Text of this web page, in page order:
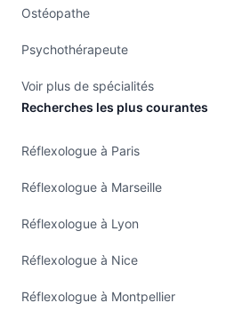
Ostéopathe
Psychothérapeute
Voir plus de spécialités
Recherches les plus courantes
Réflexologue à Paris
Réflexologue à Marseille
Réflexologue à Lyon
Réflexologue à Nice
Réflexologue à Montpellier